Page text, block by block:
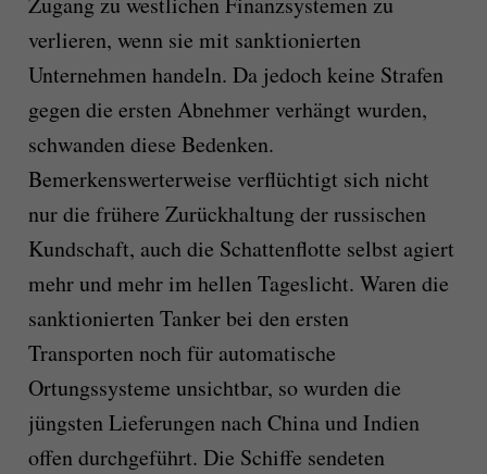
verlieren, wenn sie mit sanktionierten
Unternehmen handeln. Da jedoch keine Strafen
gegen die ersten Abnehmer verhängt wurden,
schwanden diese Bedenken.
Bemerkenswerterweise verflüchtigt sich nicht
nur die frühere Zurückhaltung der russischen
Kundschaft, auch die Schattenflotte selbst agiert
mehr und mehr im hellen Tageslicht. Waren die
sanktionierten Tanker bei den ersten
Transporten noch für automatische
Ortungssysteme unsichtbar, so wurden die
jüngsten Lieferungen nach China und Indien
offen durchgeführt. Die Schiffe sendeten